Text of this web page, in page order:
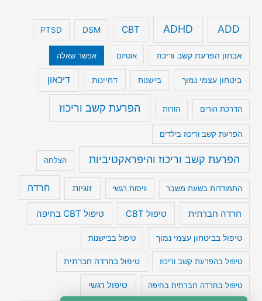
ADD
ADHD
CBT
DSM
PTSD
אבחון הפרעת קשב וריכוז אוטיזם אפשר שאלה
ביטחון עצמי נמוך ביישנות דחיינות דיכאון
הדרכת הורים הורות הפרעת קשב וריכוז
הפרעת קשב וריכוז בילדים
הפרעת קשב וריכוז והיפראקטיביות הצלחה
התמודדות בשעת משבר וויסות רגשי זוגיות חרדה
חרדה חברתית טיפול CBT טיפול CBT בחיפה
טיפול בביטחון עצמי נמוך טיפול בביישנות
טיפול בהפרעת קשב וריכוז טיפול בחרדה חברתית
טיפול בחרדה חברתית בחיפה טיפול רגשי